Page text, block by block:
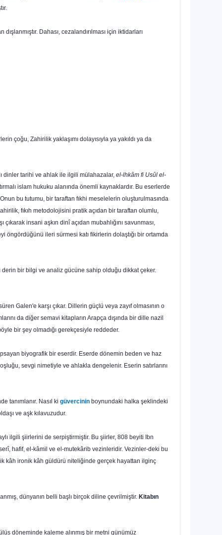
Dahası, cezalandırılması için iktidarları
çoğu, Zahirilik yakla­şımı dolayısıyla ya yakıldı ya da
dinler tarihi ve ahlak ile ilgili mülahazalar, el-lhkâm fi Usûl el-
islam hukuku alanında önem­li kaynaklardır. Bu eserlerde
bu tutumu, bir taraftan fıkhi meselelerin oluşturulmasında
fıkıh metodolojisini pratik açıdan bir taraftan olumlu,
insani aşkın dinî açıdan mubahlığını savunması,
öngördüğünü ileri sürmesi katı fikirlerin do­laştığı bir ortamda
derin bir bilgi ve ana­liz gücüne sahip olduğu dikkat çeker.
Galen'e karşı çıkar. Dillerin güçlü veya zayıf olmasının o
da diğer semavi kitapların Arapça dışında bir dille nazil
bir şey olmadığı gerekçesiyle reddeder.
biyografik bir eserdir. Eserde dönemin beden ve haz
sevgi nimetiyle ve ahlakla dengelenir. Eserin satırlarını
tanımlanır. Nasıl ki gü­vercinin boynundaki halka şeklindeki
ve aşk kılavuzudur.
ilgili şiirlerini de serpiştirmiştir. Bu şiirler, 808 beyiti Ibn
hafif, el-kâmil ve el-mutekârib vezinleridir. Vezinler-deki bu
kâh ironik kâh gül­dürü niteliğinde gerçek hayattan ilginç
dünyanın belli başlı birçok diline çevrilmiştir. Kitabın
döneminde kaleme alın­mış bir metni günümüz